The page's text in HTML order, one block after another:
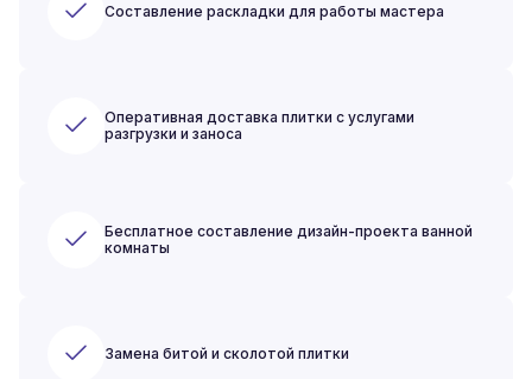
Составление раскладки для работы мастера
Оперативная доставка плитки с услугами
разгрузки и заноса
Бесплатное составление дизайн-проекта ванной
комнаты
Замена битой и сколотой плитки